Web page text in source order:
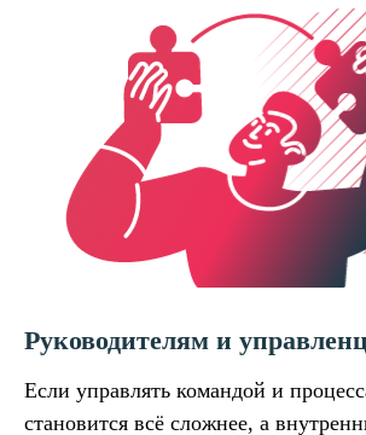
Руководителям и
Если управлять командой и
становится всё сложнее, а